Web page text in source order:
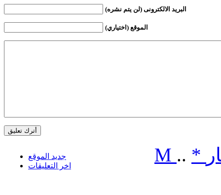
البريد الالكترونى (لن يتم نشره)
الموقع (اختياري)
جديد الموقع
اخر التعليقات
M .. *